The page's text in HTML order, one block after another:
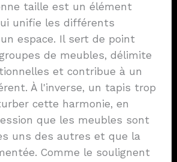
taille est un élément
unifie les différents
espace. Il sert de point
de meubles, délimite
et contribue à un
À l'inverse, un tapis trop
cette harmonie, en
que les meubles sont
uns des autres et que la
Comme le soulignent